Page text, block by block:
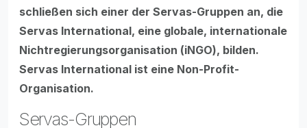
schließen sich einer der Servas-Gruppen an, die
Servas International, eine globale, internationale
Nichtregierungsorganisation (iNGO), bilden.
Servas International ist eine Non-Profit-
Organisation.
Servas-Gruppen